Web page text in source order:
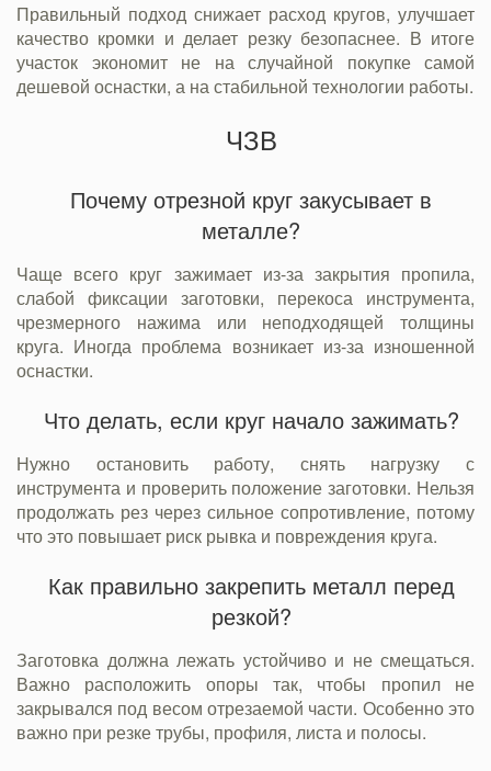
Правильный подход снижает расход кругов, улучшает
качество кромки и делает резку безопаснее. В итоге
участок экономит не на случайной покупке самой
дешевой оснастки, а на стабильной технологии работы.
ЧЗВ
Почему отрезной круг закусывает в
металле?
Чаще всего круг зажимает из-за закрытия пропила,
слабой фиксации заготовки, перекоса инструмента,
чрезмерного нажима или неподходящей толщины
круга. Иногда проблема возникает из-за изношенной
оснастки.
Что делать, если круг начало зажимать?
Нужно остановить работу, снять нагрузку с
инструмента и проверить положение заготовки. Нельзя
продолжать рез через сильное сопротивление, потому
что это повышает риск рывка и повреждения круга.
Как правильно закрепить металл перед
резкой?
Заготовка должна лежать устойчиво и не смещаться.
Важно расположить опоры так, чтобы пропил не
закрывался под весом отрезаемой части. Особенно это
важно при резке трубы, профиля, листа и полосы.